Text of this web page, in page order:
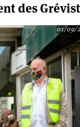
des
01/09/